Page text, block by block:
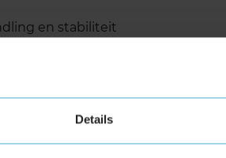
Details
en stabiliteit
levensduur
voertuigtypen